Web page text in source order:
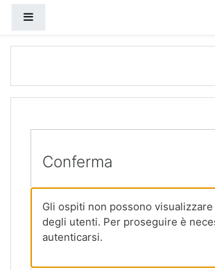
Conferma
Gli ospiti non possono
degli utenti. Per proseguire è
autenticarsi.